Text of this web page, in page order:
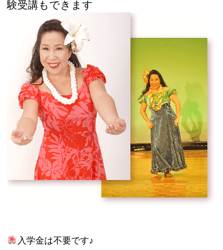
験受講もできます
入学金は不要です♪